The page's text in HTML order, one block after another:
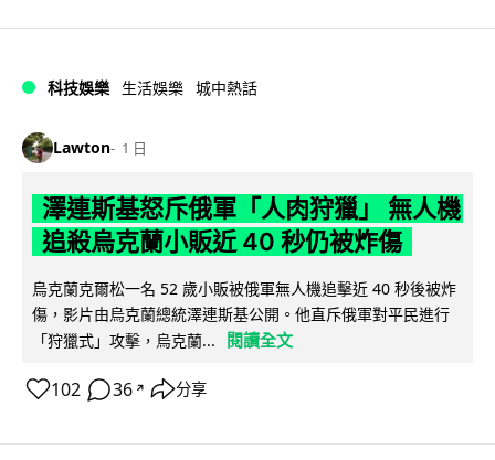
科技娛樂 生活娛樂 城中熱話
Lawton 1 日
澤連斯基怒斥俄軍「人肉狩獵」 無人機
追殺烏克蘭小販近 40 秒仍被炸傷
烏克蘭克爾松一名 52 歲小販被俄軍無人機追擊近 40 秒後被炸
傷，影片由烏克蘭總統澤連斯基公開。他直斥俄軍對平民進行
「狩獵式」攻擊，烏克蘭...
閱讀全文
102 36 ↗ 分享